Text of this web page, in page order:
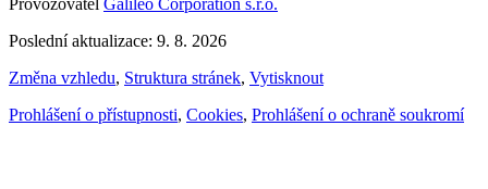
Provozovatel Galileo Corporation s.r.o.
Poslední aktualizace: 9. 8. 2026
Změna vzhledu, Struktura stránek, Vytisknout
Prohlášení o přístupnosti, Cookies, Prohlášení o ochraně soukromí